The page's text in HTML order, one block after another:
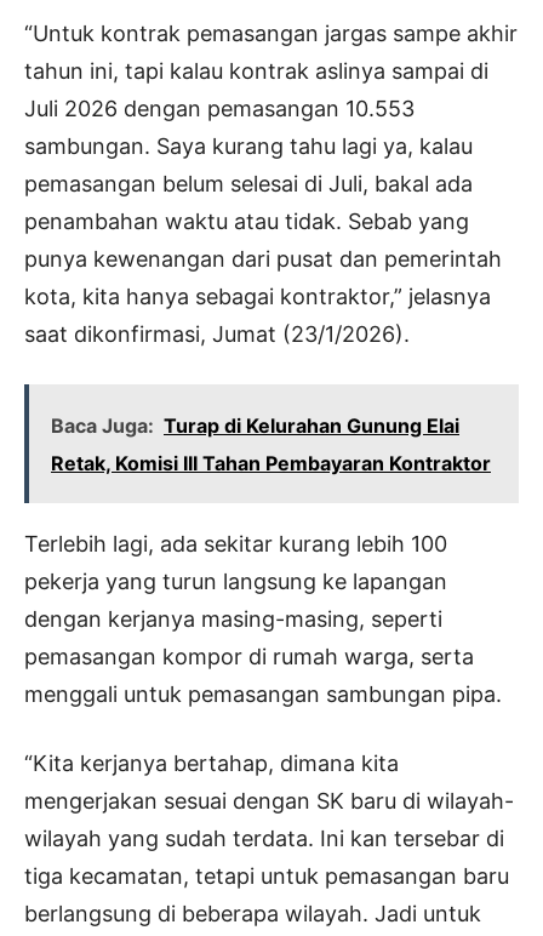
“Untuk kontrak pemasangan jargas sampe akhir
tahun ini, tapi kalau kontrak aslinya sampai di
Juli 2026 dengan pemasangan 10.553
sambungan. Saya kurang tahu lagi ya, kalau
pemasangan belum selesai di Juli, bakal ada
penambahan waktu atau tidak. Sebab yang
punya kewenangan dari pusat dan pemerintah
kota, kita hanya sebagai kontraktor,” jelasnya
saat dikonfirmasi, Jumat (23/1/2026).
Baca Juga: Turap di Kelurahan Gunung Elai
Retak, Komisi III Tahan Pembayaran Kontraktor
Terlebih lagi, ada sekitar kurang lebih 100
pekerja yang turun langsung ke lapangan
dengan kerjanya masing-masing, seperti
pemasangan kompor di rumah warga, serta
menggali untuk pemasangan sambungan pipa.
“Kita kerjanya bertahap, dimana kita
mengerjakan sesuai dengan SK baru di wilayah-
wilayah yang sudah terdata. Ini kan tersebar di
tiga kecamatan, tetapi untuk pemasangan baru
berlangsung di beberapa wilayah. Jadi untuk